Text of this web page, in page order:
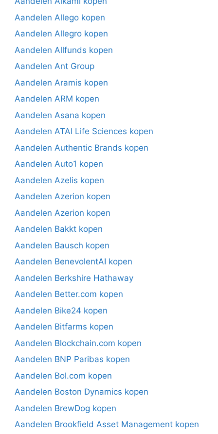
Aandelen Allego kopen
Aandelen Allegro kopen
Aandelen Allfunds kopen
Aandelen Ant Group
Aandelen Aramis kopen
Aandelen ARM kopen
Aandelen Asana kopen
Aandelen ATAI Life Sciences kopen
Aandelen Authentic Brands kopen
Aandelen Auto1 kopen
Aandelen Azelis kopen
Aandelen Azerion kopen
Aandelen Azerion kopen
Aandelen Bakkt kopen
Aandelen Bausch kopen
Aandelen BenevolentAI kopen
Aandelen Berkshire Hathaway
Aandelen Better.com kopen
Aandelen Bike24 kopen
Aandelen Bitfarms kopen
Aandelen Blockchain.com kopen
Aandelen BNP Paribas kopen
Aandelen Bol.com kopen
Aandelen Boston Dynamics kopen
Aandelen BrewDog kopen
Aandelen Brookfield Asset Management kopen